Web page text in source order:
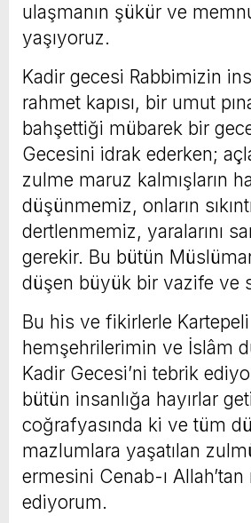
ulaşmanın şükür ve
yaşıyoruz.
Kadir gecesi Rabbimizin
rahmet kapısı, bir umut
bahşettiği mübarek bir
Gecesini idrak ederken;
zulme maruz kalmışların
düşünmemiz, onların
dertlenmemiz, yaralarını
gerekir. Bu bütün
düşen büyük bir vazife ve
Bu his ve fikirlerle Kartepeli
hemşehrilerimin ve İslâm
Kadir Gecesi’ni tebrik
bütün insanlığa hayırlar
coğrafyasında ki ve tüm
mazlumlara yaşatılan
ermesini Cenab-ı Allah’tan
ediyorum.